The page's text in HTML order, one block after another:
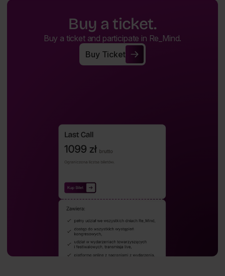
Buy a ticket.
Buy a ticket and participate in Re_Mind.
Buy Ticket
Buy Ticket